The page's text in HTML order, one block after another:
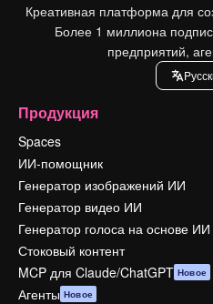
Креативная платформа для
Более 1 миллиона
предприятий,
Продукция
Spaces
ИИ-помощник
Генератор изображений ИИ
Генератор видео ИИ
Генератор голоса на основе ИИ
Стоковый контент
MCP для Claude/ChatGPT Новое
Агенты Новое